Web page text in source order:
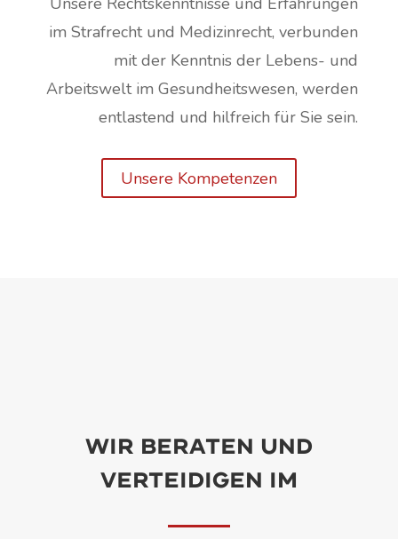
im Strafrecht und Medizinrecht, verbunden
mit der Kenntnis der Lebens- und
Arbeitswelt im Gesundheitswesen, werden
entlastend und hilfreich für Sie sein.
Unsere Kompetenzen
Wir beraten und
verteidigen im